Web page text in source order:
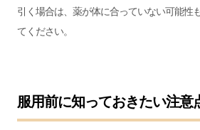
引く場合は、薬が体に合っていない可能性
てください。
服用前に知っておきたい注意